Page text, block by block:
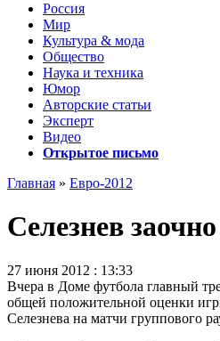
Россия
Мир
Культура & мода
Общество
Наука и техника
Юмор
Авторские статьи
Эксперт
Видео
Открытое письмо
Главная » Евро-2012
Селезнев
27 июня 2012 : 13:33
Вчера в Доме футбола главный
общей положительной оценки
Селезнева на матчи группового